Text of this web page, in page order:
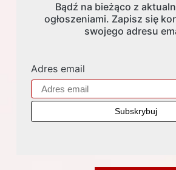
Bądź na bieżąco z
ogłoszeniami. Zapisz się
swojego adresu
Adres email